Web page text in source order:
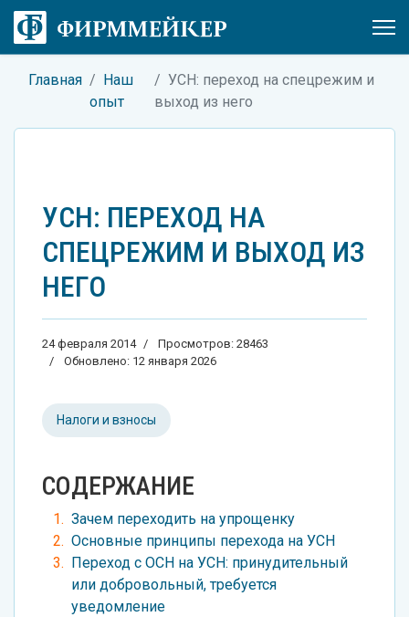
Главная
Наш
опыт
УСН: переход на спецрежим и
выход из него
УСН: ПЕРЕХОД НА
СПЕЦРЕЖИМ И ВЫХОД ИЗ
НЕГО
24 февраля 2014
Просмотров: 28463
Обновлено: 12 января 2026
Налоги и взносы
СОДЕРЖАНИЕ
Зачем переходить на упрощенку
Основные принципы перехода на УСН
Переход с ОСН на УСН: принудительный
или добровольный, требуется
уведомление